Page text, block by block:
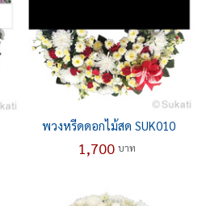
พวงหรีดดอกไม้สด SUK010
1,700 บาท